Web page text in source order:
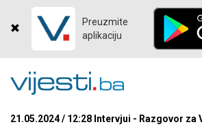
Preuzmite
aplikaciju
21.05.2024 / 12:28 Intervjui - Razgovor za